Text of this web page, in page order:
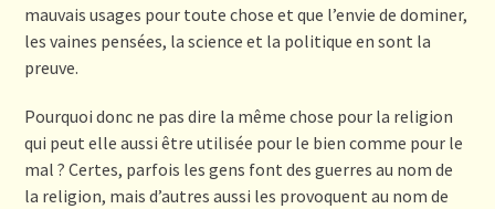
mauvais usages pour toute chose et que l’envie de dominer,
les vaines pensées, la science et la politique en sont la
preuve.
Pourquoi donc ne pas dire la même chose pour la religion
qui peut elle aussi être utilisée pour le bien comme pour le
mal ? Certes, parfois les gens font des guerres au nom de
la religion, mais d’autres aussi les provoquent au nom de